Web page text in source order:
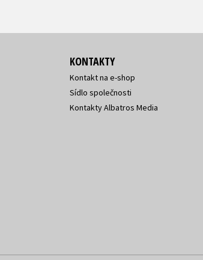
KONTAKTY
Kontakt na e-shop
Sídlo společnosti
Kontakty Albatros Media